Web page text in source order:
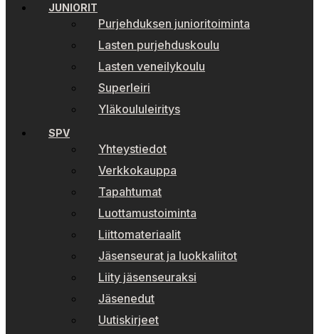
JUNIORIT
Purjehduksen junioritoiminta
Lasten purjehduskoulu
Lasten veneilykoulu
Superleiri
Yläkoululeiritys
SPV
Yhteystiedot
Verkkokauppa
Tapahtumat
Luottamustoiminta
Liittomateriaalit
Jäsenseurat ja luokkaliitot
Liity jäsenseuraksi
Jäsenedut
Uutiskirjeet